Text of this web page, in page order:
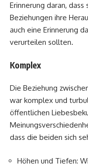
Erinnerung daran,
Beziehungen ihre
auch eine Erinnerung
verurteilen sollten.
Komplex
Die Beziehung
war komplex und
öffentlichen
dass die beiden sich
Höhen und Tiefen: